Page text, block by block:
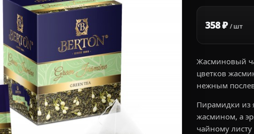
358 ₽/ шт
Жасминовый
цветков
нежным
Пирамидки из
жасмином, а
чайному